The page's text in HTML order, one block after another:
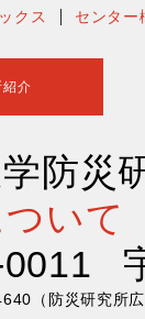
クス センター
紹介
防災
いて
0011
（防災研究所